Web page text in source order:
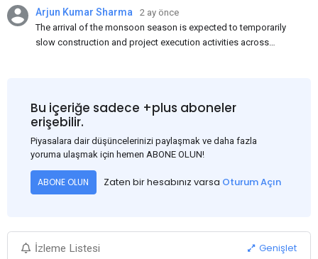
Arjun Kumar Sharma
2 ay önce
The arrival of the monsoon season is expected to temporarily
slow construction and project execution activities across
and rural construction projects is expected to provide support
to the market despite seasonal disruptions caused by heavy
rainfall.
Bu içeriğe sadece +plus aboneler
erişebilir.
Piyasalara dair düşüncelerinizi paylaşmak ve daha fazla
yoruma ulaşmak için hemen ABONE OLUN!
ABONE OLUN Zaten bir hesabınız varsa Oturum Açın
İzleme Listesi Genişlet